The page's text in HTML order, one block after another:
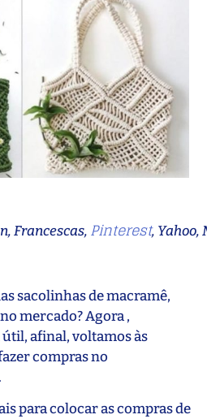
Francescas, Pinterest, Yahoo,
sacolinhas de macramê,
mercado? Agora ,
afinal, voltamos às
compras no
para colocar as compras de